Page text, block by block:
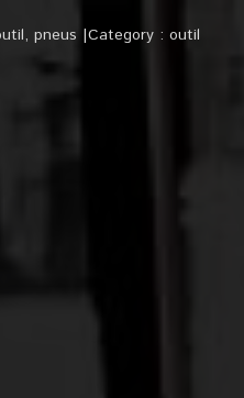
, pneus Category : outil